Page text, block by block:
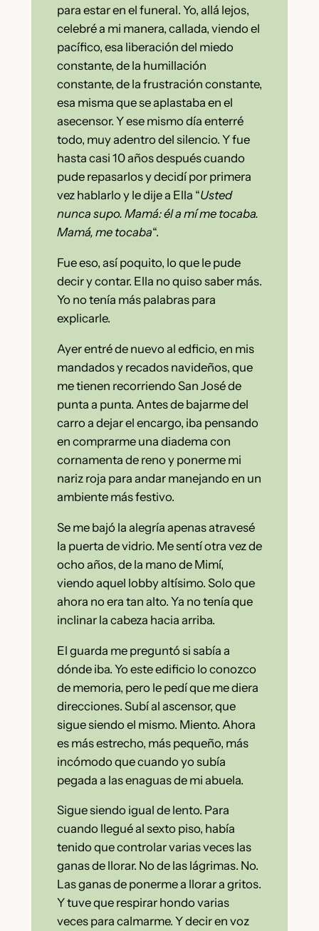
para estar en el funeral. Yo, allá lejos,
celebré a mi manera, callada, viendo el
pacífico, esa liberación del miedo
constante, de la humillación
constante, de la frustración constante,
esa misma que se aplastaba en el
asecensor. Y ese mismo día enterré
todo, muy adentro del silencio. Y fue
hasta casi 10 años después cuando
pude repasarlos y decidí por primera
vez hablarlo y le dije a Ella “Usted
nunca supo. Mamá: él a mí me tocaba.
Mamá, me tocaba“.
Fue eso, así poquito, lo que le pude
decir y contar. Ella no quiso saber más.
Yo no tenía más palabras para
explicarle.
Ayer entré de nuevo al edficio, en mis
mandados y recados navideños, que
me tienen recorriendo San José de
punta a punta. Antes de bajarme del
carro a dejar el encargo, iba pensando
en comprarme una diadema con
cornamenta de reno y ponerme mi
nariz roja para andar manejando en un
ambiente más festivo.
Se me bajó la alegría apenas atravesé
la puerta de vidrio. Me sentí otra vez de
ocho años, de la mano de Mimí,
viendo aquel lobby altísimo. Solo que
ahora no era tan alto. Ya no tenía que
inclinar la cabeza hacia arriba.
El guarda me preguntó si sabía a
dónde iba. Yo este edificio lo conozco
de memoria, pero le pedí que me diera
direcciones. Subí al ascensor, que
sigue siendo el mismo. Miento. Ahora
es más estrecho, más pequeño, más
incómodo que cuando yo subía
pegada a las enaguas de mi abuela.
Sigue siendo igual de lento. Para
cuando llegué al sexto piso, había
tenido que controlar varias veces las
ganas de llorar. No de las lágrimas. No.
Las ganas de ponerme a llorar a gritos.
Y tuve que respirar hondo varias
veces para calmarme. Y decir en voz